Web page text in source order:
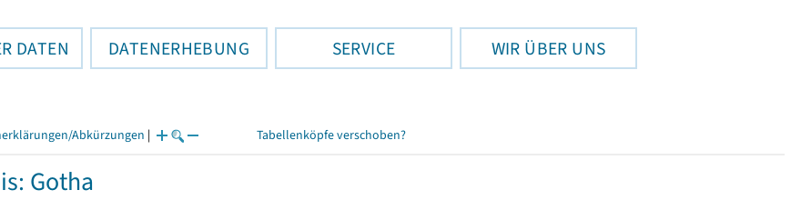
DATEN DATENERHEBUNG SERVICE WIR ÜBER UNS
Abkürzungen | Tabellenköpfe verschoben?
Gotha